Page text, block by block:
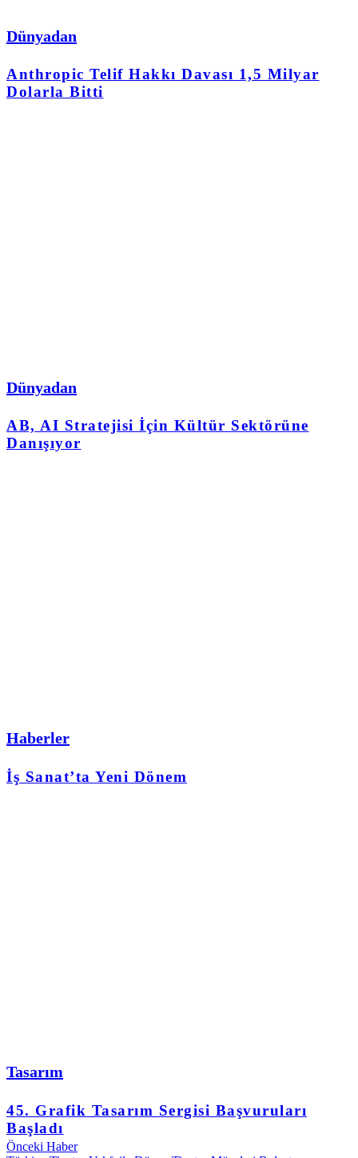
Dünyadan
Anthropic Telif Hakkı Davası 1,5 Milyar
Dolarla Bitti
Dünyadan
AB, AI Stratejisi İçin Kültür Sektörüne
Danışıyor
Haberler
İş Sanat’ta Yeni Dönem
Tasarım
45. Grafik Tasarım Sergisi Başvuruları
Başladı
Önceki Haber